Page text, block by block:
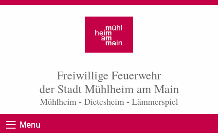
Freiwillige Feuerwehr
der Stadt Mühlheim am Main
Mühlheim - Dietesheim - Lämmerspiel
Menu